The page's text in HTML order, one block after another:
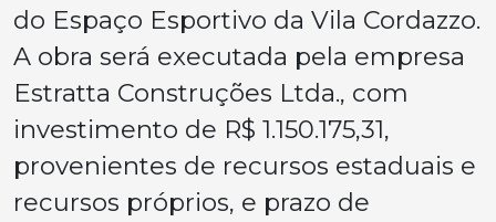
do Espaço Esportivo da Vila Cordazzo.
A obra será executada pela empresa
Estratta Construções Ltda., com
investimento de R$ 1.150.175,31,
provenientes de recursos estaduais e
recursos próprios, e prazo de